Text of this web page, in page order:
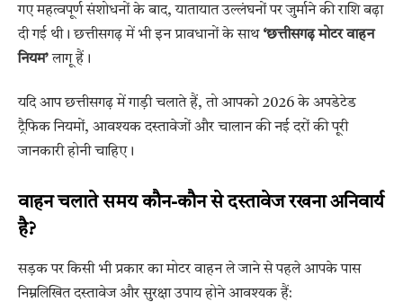
गए महत्वपूर्ण संशोधनों के बाद, यातायात उल्लंघनों पर जुर्माने की राशि बढ़ा
दी गई थी। छत्तीसगढ़ में भी इन प्रावधानों के साथ ‘छत्तीसगढ़ मोटर वाहन
नियम’लागू हैं।
यदि आप छत्तीसगढ़ में गाड़ी चलाते हैं, तो आपको 2026 के अपडेटेड
ट्रैफिक नियमों, आवश्यक दस्तावेजों और चालान की नई दरों की पूरी
जानकारी होनी चाहिए।
वाहन चलाते समय कौन-कौन से दस्तावेज रखना अनिवार्य
है?
सड़क पर किसी भी प्रकार का मोटर वाहन ले जाने से पहले आपके पास
निम्नलिखित दस्तावेज और सुरक्षा उपाय होने आवश्यक हैं: